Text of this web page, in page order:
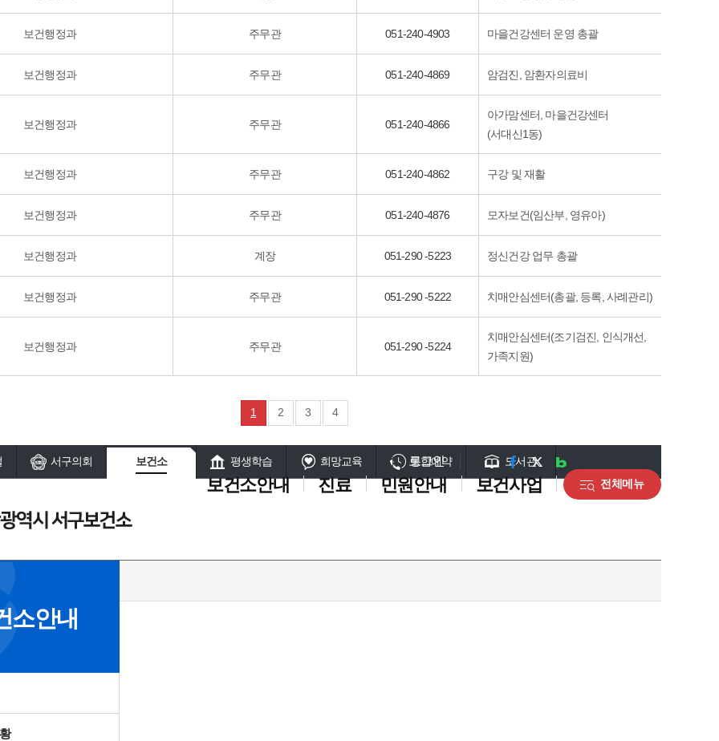
보건행정과 주무관 051-240-4903 마을건강센터 운영 총괄
보건행정과 주무관 051-240-4869 암검진, 암환자의료비
보건행정과 주무관 051-240-4866
아가맘센터, 마을건강센터
(서대신1동)
보건행정과 주무관 051-240-4862 구강 및 재활
보건행정과 주무관 051-240-4876 모자보건(임산부, 영유아)
보건행정과 계장 051-290 -5223 정신건강 업무 총괄
보건행정과 주무관 051-290 -5222 치매안심센터(총괄, 등록, 사례관리)
보건행정과 주무관 051-290 -5224
치매안심센터(조기검진, 인식개선,
가족지원)
1 2 3 4
서구의회 보건소 평생학습 희망교육 통합예약 도서관
로그인
전체메뉴
보건소안내 진료 민원안내 보건사업 건강정보
소안내